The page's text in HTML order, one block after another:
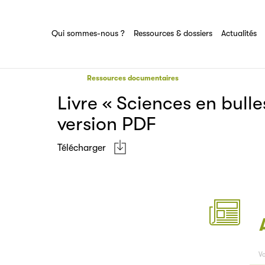
Qui sommes-nous ? Ressources & dossiers Actualités
d'expertise du groupe Sciences pour tous
Ressources documentaires
Livre « Sciences en
version PDF
Télécharger